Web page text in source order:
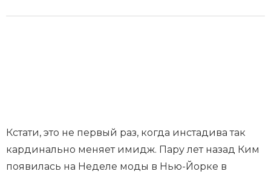
Кстати, это не первый раз, когда инстадива так
кардинально меняет имидж. Пару лет назад Ким
появилась на Неделе моды в Нью-Йорке в